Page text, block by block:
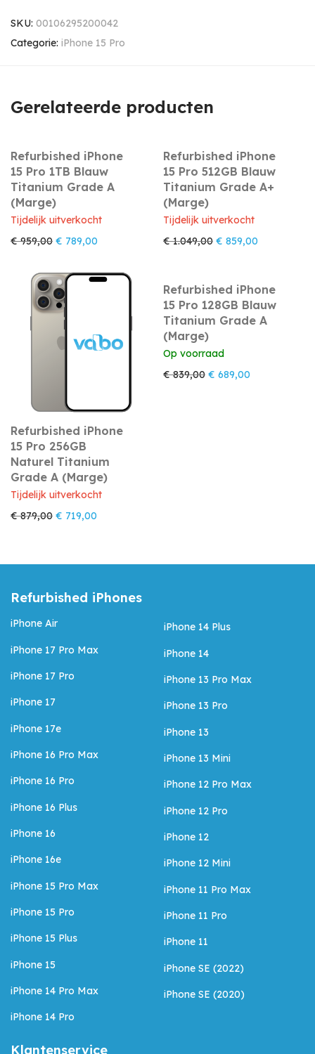
SKU: 00106295200042
Categorie: iPhone 15 Pro
Gerelateerde producten
Refurbished iPhone
15 Pro 1TB Blauw
Titanium Grade A
(Marge)
Tijdelijk uitverkocht
€959,00 Oorspronkelijke prijs was: € 959,00.
€ 789,00 Huidige prijs is: € 789,00.
Refurbished iPhone
15 Pro 512GB Blauw
Titanium Grade A+
(Marge)
Tijdelijk uitverkocht
€1.049,00 Oorspronkelijke prijs
€ 859,00
Refurbished iPhone
15 Pro 256GB
Naturel Titanium
Grade A (Marge)
Tijdelijk uitverkocht
€879,00 Oorspronkelijke prijs was: € 879,00.
€ 719,00
Refurbished iPhone
15 Pro 128GB Blauw
Titanium Grade A
(Marge)
Op voorraad
€839,00 Oorspronkelijke prijs
€ 689,00
Refurbished iPhones
iPhone Air
iPhone 17 Pro Max
iPhone 17 Pro
iPhone 17
iPhone 17e
iPhone 16 Pro Max
iPhone 16 Pro
iPhone 16 Plus
iPhone 16
iPhone 16e
iPhone 15 Pro Max
iPhone 15 Pro
iPhone 15 Plus
iPhone 15
iPhone 14 Pro Max
iPhone 14 Pro
iPhone 14 Plus
iPhone 14
iPhone 13 Pro Max
iPhone 13 Pro
iPhone 13
iPhone 13 Mini
iPhone 12 Pro Max
iPhone 12 Pro
iPhone 12
iPhone 12 Mini
iPhone 11 Pro Max
iPhone 11 Pro
iPhone 11
iPhone SE (2022)
iPhone SE (2020)
Klantenservice